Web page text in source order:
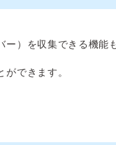
ー）を収集できる機能
できます。